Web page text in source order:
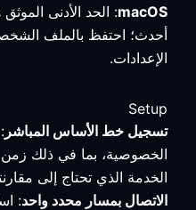
macOS
أحدث؛ احتفظ بالملف
الإعدادات.
Setup
تسجيل خط الأساس المباشر
الخصوصية، بما في ذلك زمن
الخدمة الذي تحتاج إلى
الاتصال بمسار محدد واحد: